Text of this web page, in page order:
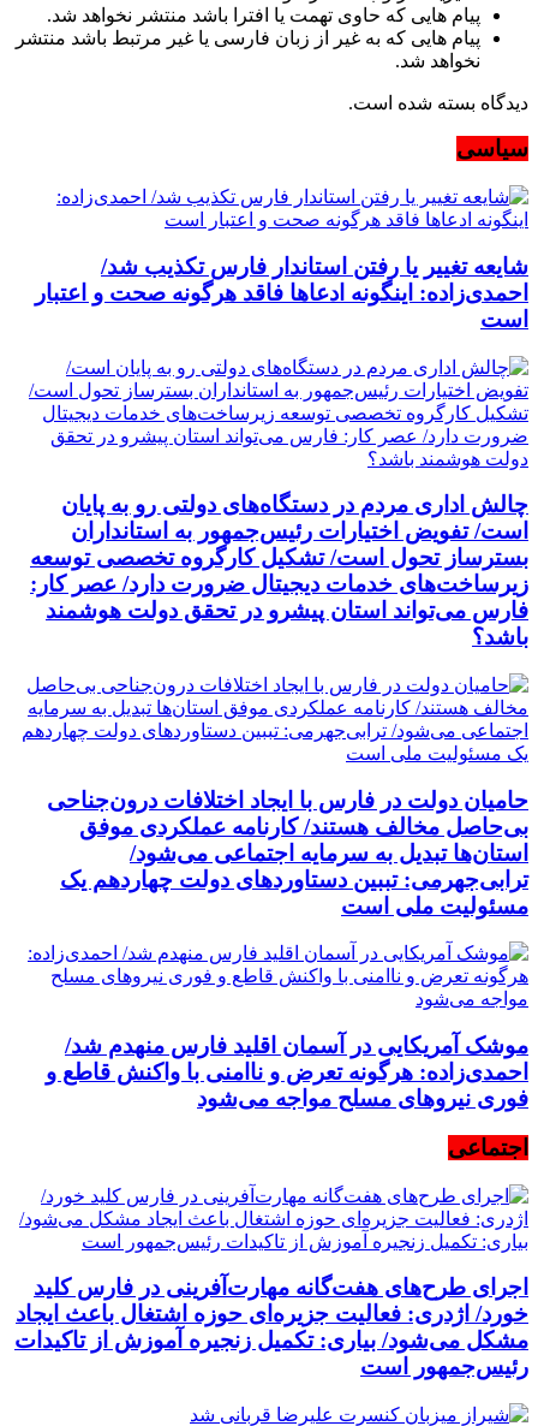
پیام هایی که حاوی تهمت یا افترا باشد منتشر نخواهد شد.
پیام هایی که به غیر از زبان فارسی یا غیر مرتبط باشد منتشر
نخواهد شد.
دیدگاه بسته شده است.
سیاسی
شایعه تغییر یا رفتن استاندار فارس تکذیب شد/
احمدی‌زاده: اینگونه ادعاها فاقد هرگونه صحت و اعتبار
است
چالش اداری مردم در دستگاه‌های دولتی رو به پایان
است/ تفویض اختیارات رئیس‌جمهور به استانداران
بسترساز تحول است/ تشکیل کارگروه تخصصی توسعه
زیرساخت‌های خدمات دیجیتال ضرورت دارد/ عصر کار:
فارس می‌تواند استان پیشرو در تحقق دولت هوشمند
باشد؟
حامیان دولت در فارس با ایجاد اختلافات درون‌جناحی
بی‌حاصل مخالف هستند/ کارنامه عملکردی موفق
استان‌ها تبدیل به سرمایه اجتماعی می‌شود/
ترابی‌جهرمی: تببین دستاوردهای دولت چهاردهم یک
مسئولیت ملی است
موشک آمریکایی در آسمان اقلید فارس منهدم شد/
احمدی‌زاده: هرگونه تعرض و ناامنی با واکنش قاطع و
فوری نیرو‌های مسلح مواجه می‌شود
اجتماعی
اجرای طرح‌های هفت‌گانه مهارت‌آفرینی در فارس کلید
خورد/ اژدری: فعالیت جزیره‌‌ای حوزه اشتغال باعث ایجاد
مشکل می‌شود/ بیاری: تکمیل زنجیره آموزش از تاکیدات
رئیس‌جمهور است